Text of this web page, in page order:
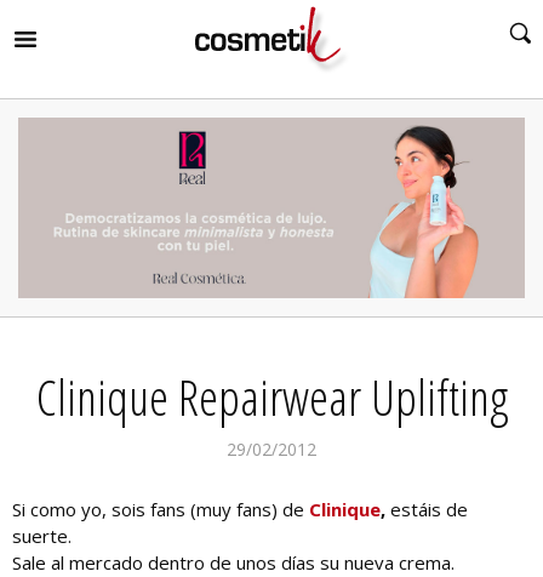
Clinique Repairwear Uplifting
29/02/2012
Si como yo, sois fans (muy fans) de Clinique, estáis de
suerte.
Sale al mercado dentro de unos días su nueva crema.